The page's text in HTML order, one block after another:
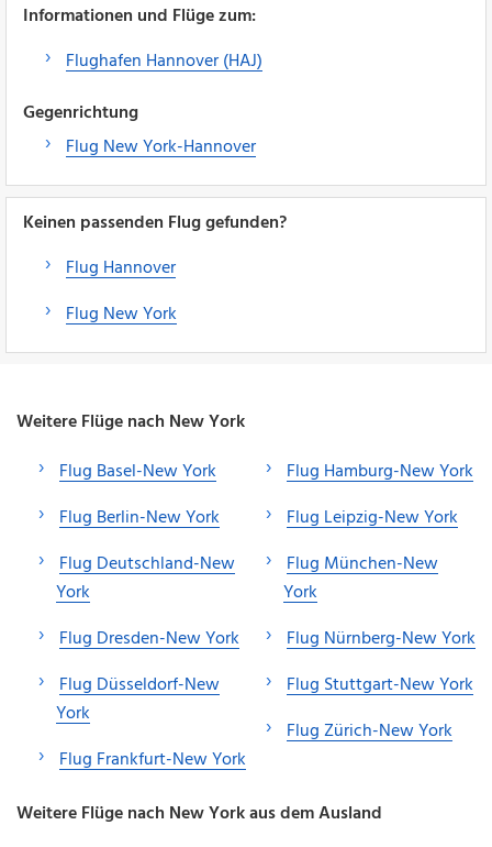
Informationen und Flüge zum:
Flughafen Hannover (HAJ)
Gegenrichtung
Flug New York-Hannover
Keinen passenden Flug gefunden?
Flug Hannover
Flug New York
Weitere Flüge nach New York
Flug Basel-New York
Flug Berlin-New York
Flug Deutschland-New
York
Flug Dresden-New York
Flug Düsseldorf-New
York
Flug Frankfurt-New York
Flug Hamburg-New York
Flug Leipzig-New York
Flug München-New
York
Flug Nürnberg-New York
Flug Stuttgart-New York
Flug Zürich-New York
Weitere Flüge nach New York aus dem Ausland